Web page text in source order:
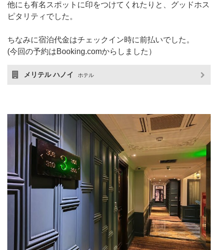
他にも有名スポットに印をつけてくれたりと、グッドホス
ピタリティでした。
ちなみに宿泊代金はチェックイン時に前払いでした。
(今回の予約はBooking.comからしました）
メリテル ハノイ ホテル